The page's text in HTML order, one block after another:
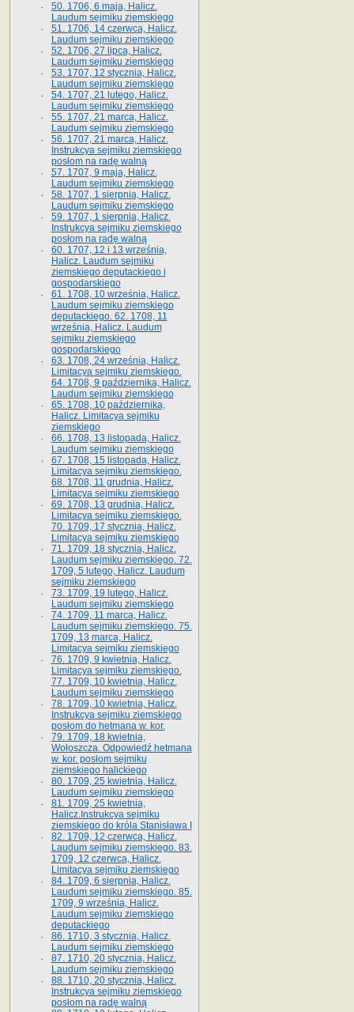
50. 1706, 6 maja, Halicz.
Laudum sejmiku ziemskiego
51. 1706, 14 czerwca, Halicz.
Laudum sejmiku ziemskiego
52. 1706, 27 lipca, Halicz.
Laudum sejmiku ziemskiego
53. 1707, 12 stycznia, Halicz.
Laudum sejmiku ziemskiego
54. 1707, 21 lutego, Halicz.
Laudum sejmiku ziemskiego
55. 1707, 21 marca, Halicz.
Laudum sejmiku ziemskiego
56. 1707, 21 marca, Halicz.
Instrukcya sejmiku ziemskiego
posłom na radę walną
57. 1707, 9 maja, Halicz.
Laudum sejmiku ziemskiego
58. 1707, 1 sierpnia, Halicz.
Laudum sejmiku ziemskiego
59. 1707, 1 sierpnia, Halicz.
Instrukcya sejmiku ziemskiego
posłom na radę walną
60. 1707, 12 i 13 września,
Halicz. Laudum sejmiku
ziemskiego deputackiego i
gospodarskiego
61. 1708, 10 września, Halicz.
Laudum sejmiku ziemskiego
deputackiego. 62. 1708, 11
września, Halicz. Laudum
sejmiku ziemskiego
gospodarskiego
63. 1708, 24 września, Halicz.
Limitacya sejmiku ziemskiego.
64. 1708, 9 października, Halicz.
Laudum sejmiku ziemskiego
65­. 1708, 10 października,
Halicz. Limitacya sejmiku
ziemskiego
66. 1708, 13 listopada, Halicz.
Laudum sejmiku ziemskiego
67. 1708, 15 listopada, Halicz.
Limitacya sejmiku ziemskiego.
68. 1708, 11 grudnia, Halicz.
Limitacya sejmiku ziemskiego
69. 1708, 13 grudnia, Halicz.
Limitacya sejmiku ziemskiego.
70. 1709, 17 stycznia, Halicz.
Limitacya sejmiku ziemskiego
71. 1709, 18 stycznia, Halicz.
Laudum sejmiku ziemskiego. 72.
1709, 5 lutego, Halicz. Laudum
sejmiku ziemskiego
73. 1709, 19 lutego, Halicz.
Laudum sejmiku ziemskiego
74. 1709, 11 marca, Halicz.
Laudum sejmiku ziemskiego. 75.
1709, 13 marca, Halicz.
Limitacya sejmiku ziemskiego
76. 1709, 9 kwietnia, Halicz.
Limitacya sejmiku ziemskiego.
77. 1709, 10 kwietnia, Halicz.
Laudum sejmiku ziemskiego
78. 1709, 10 kwietnia, Halicz.
Instrukcya sejmiku ziemskiego
posłom do hetmana w. kor.
79. 1709, 18 kwietnia,
Wołoszcza. Odpowiedź hetmana
w. kor. posłom sejmiku
ziemskiego halickiego
80. 1709, 25 kwietnia, Halicz.
Laudum sejmiku ziemskiego
81. 1709, 25 kwietnia,
Halicz.Instrukcya sejmiku
ziemskiego do króla Stanisława I
82. 1709, 12 czerwca, Halicz.
Laudum sejmiku ziemskiego. 83.
1709, 12 czerwca, Halicz.
Limitacya sejmiku ziemskiego
84. 1709, 6 sierpnia, Halicz.
Laudum sejmiku ziemskiego. 85.
1709, 9 września, Halicz.
Laudum sejmiku ziemskiego
deputackiego
86. 1710, 3 stycznia, Halicz.
Laudum sejmiku ziemskiego
87. 1710, 20 stycznia, Halicz.
Laudum sejmiku ziemskiego
88. 1710, 20 stycznia, Halicz.
Instrukcya sejmiku ziemskiego
posłom na radę walną